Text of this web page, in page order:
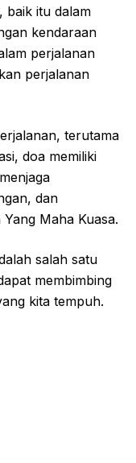
baik itu dalam
kendaraan
perjalanan
perjalanan
terutama
doa memiliki
dan
Maha Kuasa.
salah satu
membimbing
kita tempuh.